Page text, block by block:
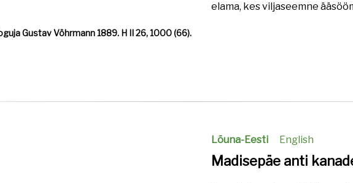
elama, kes viljaseemne
Gustav Vöhrmann 1889. H II 26, 1000 (66).
Lõuna-Eesti English
Madisepäe anti